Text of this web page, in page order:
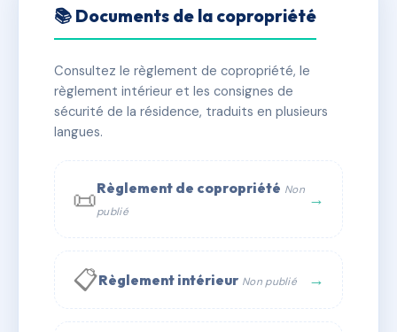
3 RUE MARCHETTI
✓ Immatriculée 🏠 24 lots 🏗 1 bâtiment(s)
📞 Contacter Syndic Digital
📚 Documents de la copropriété
Consultez le règlement de copropriété, le
règlement intérieur et les consignes de
sécurité de la résidence, traduits en plusieurs
langues.
📜Règlement de copropriété Non
publié
→
📋Règlement intérieur Non publié →